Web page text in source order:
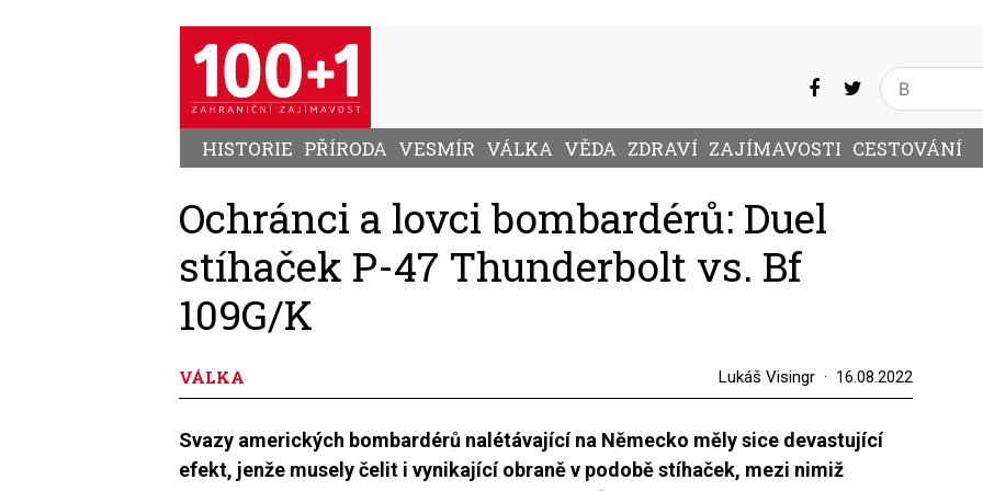
HISTORIE PŘÍRODA VESMÍR VÁLKA VĚDA ZDRAVÍ ZAJÍMAVOSTI CESTOVÁNÍ
Ochránci a lovci bombardérů: Duel
stíhaček P-47 Thunderbolt vs. Bf
109G/K
VÁLKA Lukáš Visingr 16.08.2022
Svazy amerických bombardérů nalétávající na Německo měly sice devastující
efekt, jenže musely čelit i vynikající obraně v podobě stíhaček, mezi nimiž